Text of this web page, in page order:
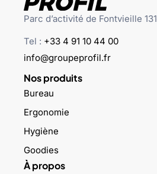
Parc d’activité de Fontvieille
Tel : +33 4 91 10 44 00
info@groupeprofil.fr
Nos produits
Bureau
Ergonomie
Hygiène
Goodies
À propos